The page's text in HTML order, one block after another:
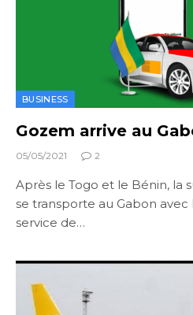
BUSINESS
Gozem arrive au
05/05/2021 2
Après le Togo et le Bénin, la
se transporte au Gabon avec
service de…